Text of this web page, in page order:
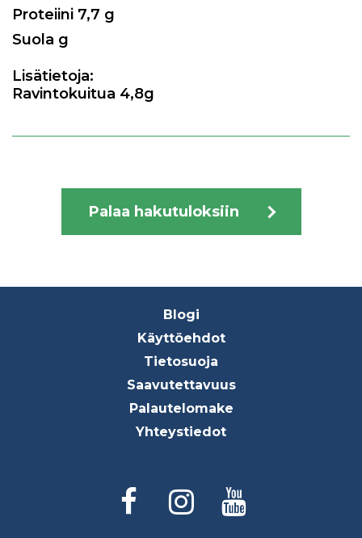
Proteiini 7,7 g
Suola g
Lisätietoja:
Ravintokuitua 4,8g
Palaa hakutuloksiin
Blogi
Käyttöehdot
Tietosuoja
Saavutettavuus
Palautelomake
Yhteystiedot